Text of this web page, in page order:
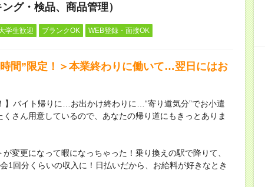
グ・検品、商品管理）
学生歓迎 ブランクOK WEB登録・面接OK
間”限定！＞本業終わりに働いて…翌日にはお
】バイト帰りに…お出かけ終わりに…“寄り道気分”でお小遣
さん用意しているので、あなたの帰り道にもきっとありま
変更になって暇になっちゃった！乗り換えの駅で降りて、
1回分くらいの収入に！日払いだから、お給料が好きなとき